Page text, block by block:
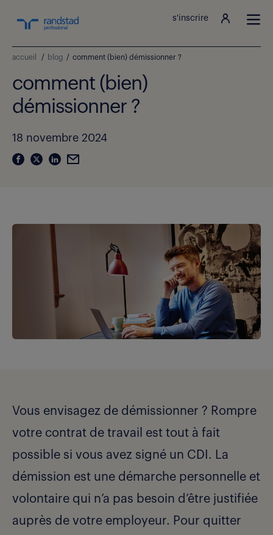
s'inscrire
accueil / blog / comment (bien) démissionner ?
comment (bien)
démissionner ?
18 novembre 2024
Vous envisagez de démissionner ? Rompre
votre contrat de travail est tout à fait
possible si vous avez signé un CDI. La
démission est une démarche personnelle et
volontaire qui n’a pas besoin d’être justifiée
auprès de votre employeur. Pour quitter